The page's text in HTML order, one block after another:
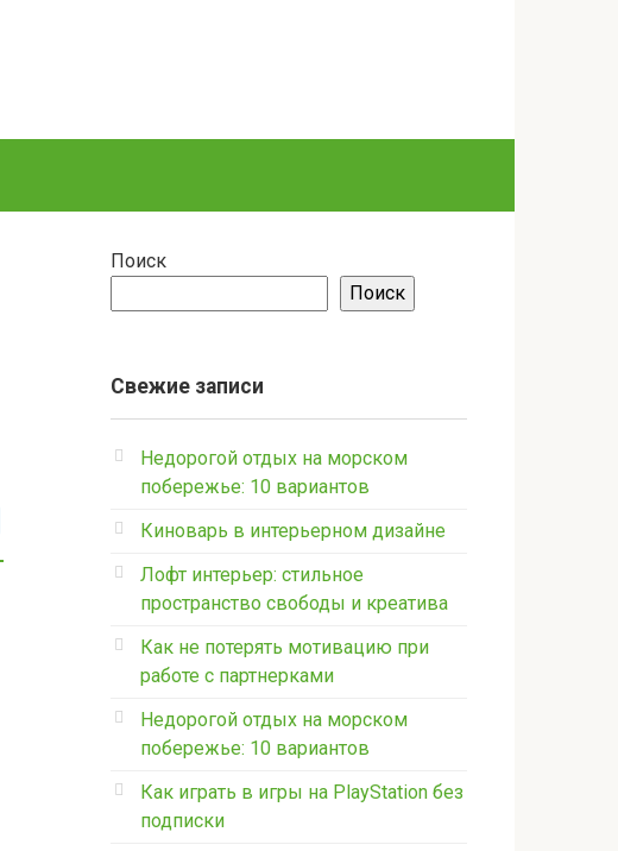
Поиск
Поиск
Свежие записи
Недорогой отдых на морском
побережье: 10 вариантов
Киноварь в интерьерном дизайне
Лофт интерьер: стильное
пространство свободы и креатива
Как не потерять мотивацию при
работе с партнерками
Недорогой отдых на морском
побережье: 10 вариантов
Как играть в игры на PlayStation без
подписки